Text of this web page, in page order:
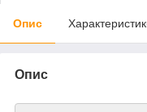
Опис
Опис